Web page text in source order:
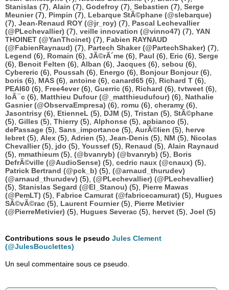
Stanislas (7), Alain (7), Godefroy (7), Sebastien (7), Serge
Meunier(7), Pimpin (7), Lebarque StÃ©phane (@slebarque)
(7), Jean-Renaud ROY (@jr_roy) (7), Pascal Lechevallier
(@PLechevallier) (7), veille innovation (@vinno47) (7), YAN
THOINET (@YanThoinet) (7), Fabien RAYNAUD
(@FabienRaynaud) (7), Partech Shaker (@PartechShaker) (7),
Legend (6), Romain (6), JÃ©rÃ´me (6), Paul (6), Eric (6), Serge
(6), Benoit Felten (6), Alban (6), Jacques (6), sebou (6),
Cybereric (6), Poussah (6), Energo (6), Bonjour Bonjour(6),
boris (6), MAS (6), antoine (6), canard65 (6), Richard T (6),
PEAI60 (6), Free4ever(6), Guerric (6), Richard (6), tvtweet (6),
loÃ¯c (6), Matthieu Dufour (@_matthieudufour) (6), Nathalie
Gasnier (@ObservaEmpresa) (6), romu (6), cheramy (6),
Jasontrisy (6), EtienneL (5), DJM (5), Tristan (5), StÃ©phane
(5), Gilles (5), Thierry (5), Alphonse (5), apbianco (5),
dePassage (5), Sans_importance (5), AurÃ©lien (5), herve
lebret (5), Alex (5), Adrien (5), Jean-Denis (5), NM (5), Nicolas
Chevallier(5), jdo (5), Youssef (5), Renaud (5), Alain Raynaud
(5), mmathieum (5), (@bvanryb) (@bvanryb) (5), Boris
DefrÃ©ville (@AudioSense) (5), cedric naux (@cnaux) (5),
Patrick Bertrand (@pck_b) (5), (@arnaud_thurudev)
(@arnaud_thurudev) (5), (@PLechevallier) (@PLechevallier)
(5), Stanislas Segard (@El_Stanou) (5), Pierre Mawas
(@PemLT) (5), Fabrice Camurat (@fabricecamurat) (5), Hugues
SÃ©vÃ©rac (5), Laurent Fournier(5), Pierre Metivier
(@PierreMetivier) (5), Hugues Severac (5), hervet (5), Joel (5)
Contributions sous le pseudo Jules Clement
(@JulesBouclettes)
Un seul commentaire sous ce pseudo.